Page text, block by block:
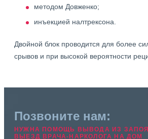
методом Довженко;
инъекцией налтрексона.
Двойной блок проводится для более
срывов и при высокой вероятности
Позвоните нам:
НУЖНА ПОМОЩЬ ВЫВОДА ИЗ
ВЫЕЗД ВРАЧА-НАРКОЛОГА НА ДОМ